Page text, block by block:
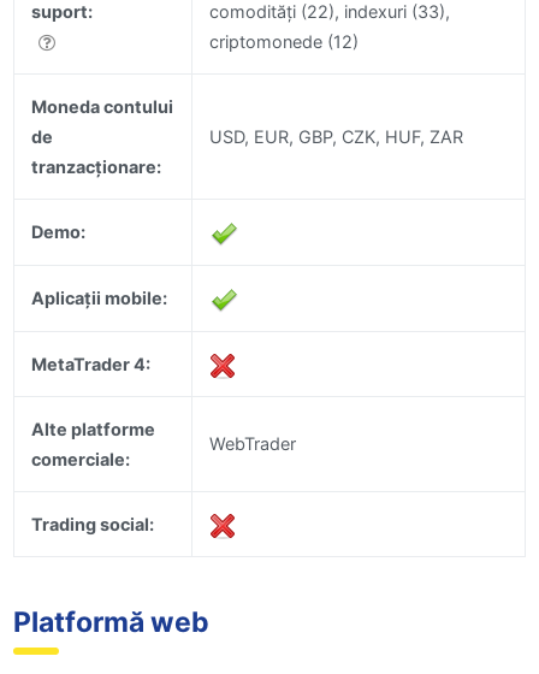
suport:
comodități (22), indexuri (33),
criptomonede (12)
Moneda contului
de
tranzacționare:
USD, EUR, GBP, CZK, HUF, ZAR
Demo:
Aplicații mobile:
MetaTrader 4:
Alte platforme
comerciale:
WebTrader
Trading social:
Platformă web